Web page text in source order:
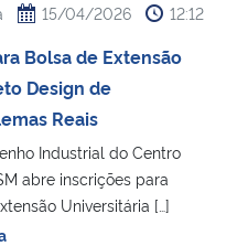
15/04/2026 12:12
Bolsa de Extensão
Design de
Reais
Industrial do Centro
abre inscrições para
Universitária […]